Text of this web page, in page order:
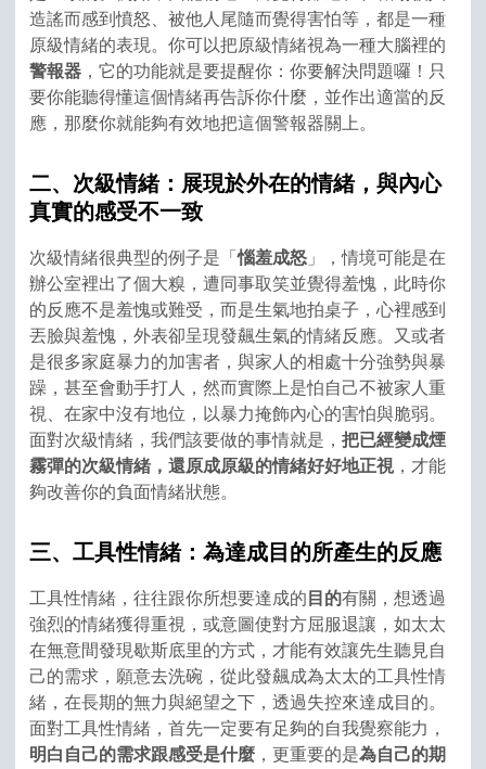
造謠而感到憤怒、被他人尾隨而覺得害怕等，都是一種
原級情緒的表現。你可以把原級情緒視為一種大腦裡的
警報器 ，它的功能就是要提醒你：你要解決問題囉！只
要你能聽得懂這個情緒再告訴你什麼，並作出適當的反
應，那麼你就能夠有效地把這個警報器關上。
二、次級情緒：展現於外在的情緒，與內心
真實的感受不一致
次級情緒很典型的例子是「惱羞成怒 」，情境可能是在
辦公室裡出了個大糗，遭同事取笑並覺得羞愧，此時你
的反應不是羞愧或難受，而是生氣地拍桌子，心裡感到
丟臉與羞愧，外表卻呈現發飆生氣的情緒反應。又或者
是很多家庭暴力的加害者，與家人的相處十分強勢與暴
躁，甚至會動手打人，然而實際上是怕自己不被家人重
視、在家中沒有地位，以暴力掩飾內心的害怕與脆弱。
面對次級情緒，我們該要做的事情就是，把已經變成煙
霧彈的次級情緒，還原成原級的情緒好好地正視 ，才能
夠改善你的負面情緒狀態。
三、工具性情緒：為達成目的所產生的反應
工具性情緒，往往跟你所想要達成的 目的有關，想透過
強烈的情緒獲得重視，或意圖使對方屈服退讓，如太太
在無意間發現歇斯底里的方式，才能有效讓先生聽見自
己的需求，願意去洗碗，從此發飆成為太太的工具性情
緒，在長期的無力與絕望之下，透過失控來達成目的。
面對工具性情緒，首先一定要有足夠的自我覺察能力，
明白自己的需求跟感受是什麼 ，更重要的是為自己的期